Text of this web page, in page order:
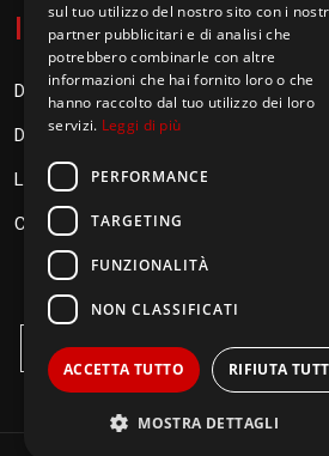
nformazioni
Donazioni
Diventa Orionino
Link
Contatti
sul tuo utilizzo del nostro sito con i
partner pubblicitari e di analisi che
potrebbero combinarle con altre
informazioni che hai fornito loro o che
hanno raccolto dal tuo utilizzo dei loro
servizi. Leggi di più
PERFORMANCE
TARGETING
FUNZIONALITÀ
NON CLASSIFICATI
ACCETTA TUTTO RIFIUTA
MOSTRA DETTAGLI